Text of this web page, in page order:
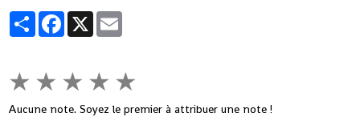
Alpha Condé.
PartagerFacebook
X
★ ★ ★ ★ ★
Aucune note. Soyez le premier à attribuer une note !